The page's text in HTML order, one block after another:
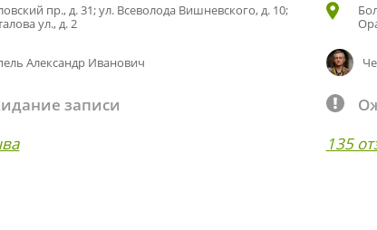
пр., д. 31; ул. Всеволода Вишневского, д. 10;
ул., д. 2
Александр Иванович
записи
135